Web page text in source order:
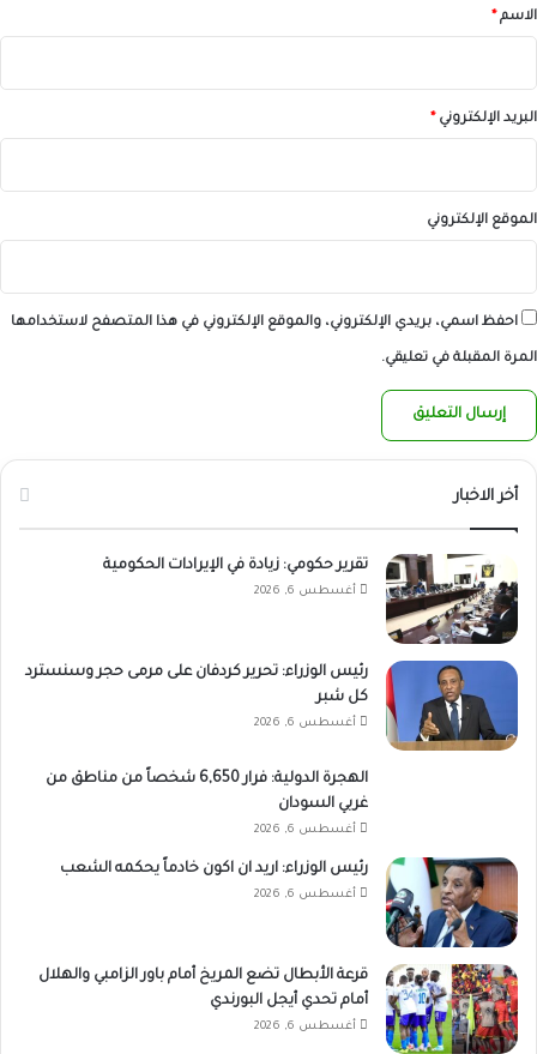
*الاسم*
البريد الإلكتروني*
الموقع الإلكتروني
احفظ اسمي، بريدي الإلكتروني، والموقع الإلكتروني في هذا المتصفح لاستخدامها
المرة المقبلة في تعليقي.
أخر الاخبار
تقرير حكومي: زيادة في الإيرادات الحكومية
أغسطس 6, 2026
رئيس الوزراء: تحرير كردفان على مرمى حجر وسنسترد
كل شبر
أغسطس 6, 2026
الهجرة الدولية: فرار 6,650 شخصاً من مناطق من
غربي السودان
أغسطس 6, 2026
رئيس الوزراء: اريد ان اكون خادماً يحكمه الشعب
أغسطس 6, 2026
قرعة الأبطال تضع المريخ أمام باور الزامبي والهلال
أمام تحدي أيجل البورندي
أغسطس 6, 2026